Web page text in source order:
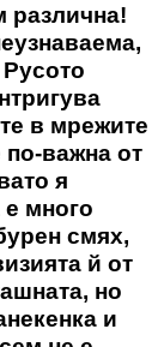
различна!
в мрежите
по-важна от
я
много
смях,
й от
но
и